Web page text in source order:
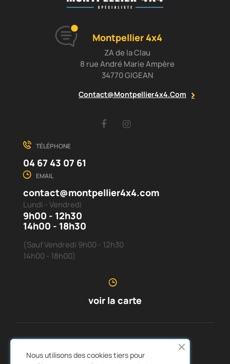
Montpellier 4x4
ZA de la Clau
8 rue André Marie Ampère
34770 GIGEAN
Contact@montpellier4x4.com
Facebook
TÉLÉPHONE
04 67 43 07 61
EMAIL
contact@montpellier4x4.com
Lundi - Vendredi
9h00 - 12h30
14h00 - 18h30
(Sauf Vendredi 9h00 - 12h30
14h00 - 18h00)
voir la carte

Nous utilisons des cookies tiers pour